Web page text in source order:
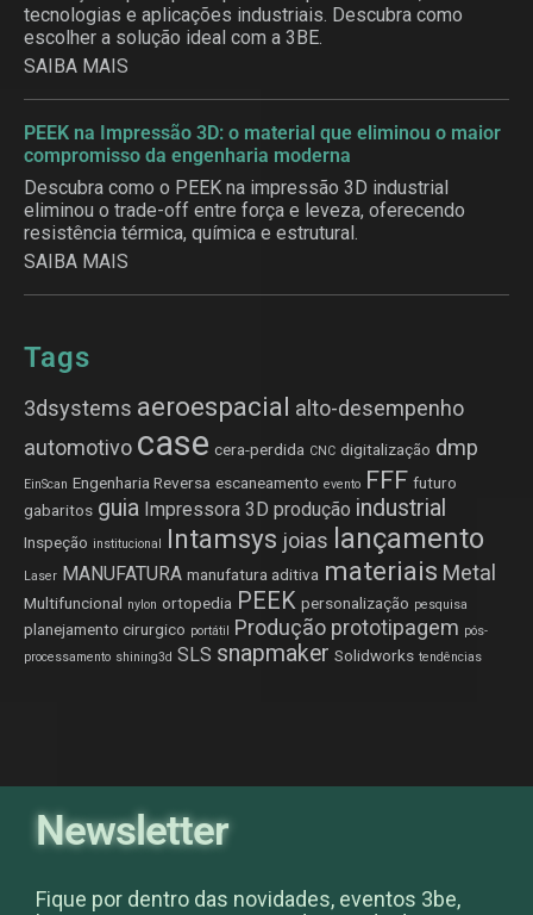
tecnologias e aplicações industriais. Descubra como
escolher a solução ideal com a 3BE.
SAIBA MAIS
PEEK na Impressão 3D: o material que eliminou o maior
compromisso da engenharia moderna
Descubra como o PEEK na impressão 3D industrial
eliminou o trade-off entre força e leveza, oferecendo
resistência térmica, química e estrutural.
SAIBA MAIS
Tags
3dsystems aeroespacial alto-desempenho
automotivo case cera-perdida CNC digitalização dmp
EinScan Engenharia Reversa escaneamento evento FFF futuro
gabaritos guia Impressora 3D produção industrial
Inspeção institucional Intamsys joias lançamento
Laser MANUFATURA manufatura aditiva materiais Metal
Multifuncional nylon ortopedia PEEK personalização pesquisa
planejamento cirurgico portátil Produção prototipagem pós-
processamento shining3d SLS snapmaker Solidworks tendências
Newsletter
Fique por dentro das novidades, eventos 3be,